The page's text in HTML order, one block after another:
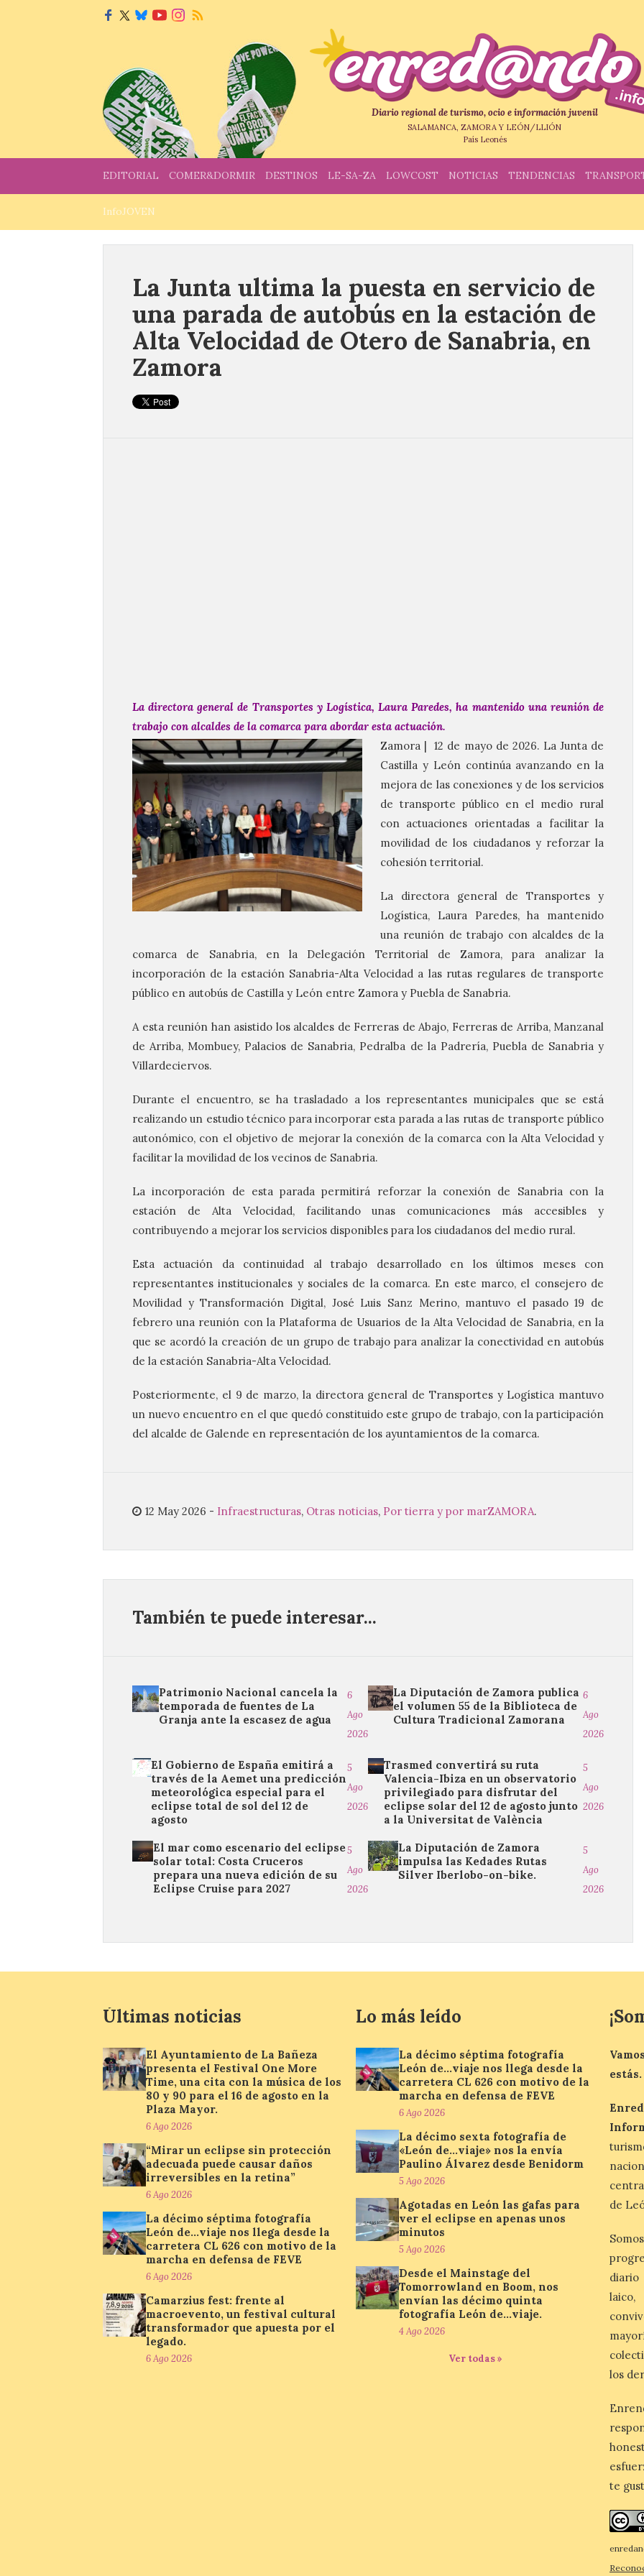
Diario regional de turismo, ocio e información juvenil
SALAMANCA, ZAMORA Y LEÓN/LLIÓN
País Leonés
EDITORIAL COMER&DORMIR DESTINOS LE-SA-ZA LOWCOST NOTICIAS TENDENCIAS
InfoJOVEN
La Junta ultima la puesta en servicio de
una parada de autobús en la estación de
Alta Velocidad de Otero de Sanabria, en
Zamora
La directora general de Transportes y Logística, Laura Paredes, ha mantenido una reunión de
trabajo con alcaldes de la comarca para abordar esta actuación.
Zamora | 12 de mayo de 2026. La Junta de
Castilla y León continúa avanzando en la
mejora de las conexiones y de los servicios
de transporte público en el medio rural
con actuaciones orientadas a facilitar la
movilidad de los ciudadanos y reforzar la
cohesión territorial.
La directora general de Transportes y
Logística, Laura Paredes, ha mantenido
una reunión de trabajo con alcaldes de la
comarca de Sanabria, en la Delegación Territorial de Zamora, para analizar la
incorporación de la estación Sanabria-Alta Velocidad a las rutas regulares de transporte
público en autobús de Castilla y León entre Zamora y Puebla de Sanabria.
A esta reunión han asistido los alcaldes de Ferreras de Abajo, Ferreras de Arriba, Manzanal
de Arriba, Mombuey, Palacios de Sanabria, Pedralba de la Padrería, Puebla de Sanabria y
Villardeciervos.
Durante el encuentro, se ha trasladado a los representantes municipales que se está
realizando un estudio técnico para incorporar esta parada a las rutas de transporte público
autonómico, con el objetivo de mejorar la conexión de la comarca con la Alta Velocidad y
facilitar la movilidad de los vecinos de Sanabria.
La incorporación de esta parada permitirá reforzar la conexión de Sanabria con la
estación de Alta Velocidad, facilitando unas comunicaciones más accesibles y
contribuyendo a mejorar los servicios disponibles para los ciudadanos del medio rural.
Esta actuación da continuidad al trabajo desarrollado en los últimos meses con
representantes institucionales y sociales de la comarca. En este marco, el consejero de
Movilidad y Transformación Digital, José Luis Sanz Merino, mantuvo el pasado 19 de
febrero una reunión con la Plataforma de Usuarios de la Alta Velocidad de Sanabria, en la
que se acordó la creación de un grupo de trabajo para analizar la conectividad en autobús
de la estación Sanabria-Alta Velocidad.
Posteriormente, el 9 de marzo, la directora general de Transportes y Logística mantuvo
un nuevo encuentro en el que quedó constituido este grupo de trabajo, con la participación
del alcalde de Galende en representación de los ayuntamientos de la comarca.
12 May 2026 - Infraestructuras, Otras noticias, Por tierra y por marZAMORA.
También te puede interesar...
Patrimonio Nacional cancela la
temporada de fuentes de La
Granja ante la escasez de agua
6
Ago
2026
La Diputación de Zamora publica
el volumen 55 de la Biblioteca de
Cultura Tradicional Zamorana
6
Ago
2026
El Gobierno de España emitirá a
través de la Aemet una predicción
meteorológica especial para el
eclipse total de sol del 12 de
agosto
5
Ago
2026
Trasmed convertirá su ruta
Valencia-Ibiza en un observatorio
privilegiado para disfrutar del
eclipse solar del 12 de agosto junto
a la Universitat de València
5
Ago
2026
El mar como escenario del eclipse
solar total: Costa Cruceros
prepara una nueva edición de su
Eclipse Cruise para 2027
5
Ago
2026
La Diputación de Zamora
impulsa las Kedades Rutas
Silver Iberlobo-on-bike.
5
Ago
2026
Últimas noticias
El Ayuntamiento de La Bañeza
presenta el Festival One More
Time, una cita con la música de los
80 y 90 para el 16 de agosto en la
Plaza Mayor.
6 Ago 2026
“Mirar un eclipse sin protección
adecuada puede causar daños
irreversibles en la retina”
6 Ago 2026
La décimo séptima fotografía
León de…viaje nos llega desde la
carretera CL 626 con motivo de la
marcha en defensa de FEVE
6 Ago 2026
Camarzius fest: frente al
macroevento, un festival cultural
transformador que apuesta por el
legado.
6 Ago 2026
Lo más leído
La décimo séptima fotografía
León de…viaje nos llega desde la
carretera CL 626 con motivo de la
marcha en defensa de FEVE
6 Ago 2026
La décimo sexta fotografía de
«León de…viaje» nos la envía
Paulino Álvarez desde Benidorm
5 Ago 2026
Agotadas en León las gafas para
ver el eclipse en apenas unos
minutos
5 Ago 2026
Desde el Mainstage del
Tomorrowland en Boom, nos
envían las décimo quinta
fotografía León de…viaje.
4 Ago 2026
Ver todas »
estás.
de
diario
los
te